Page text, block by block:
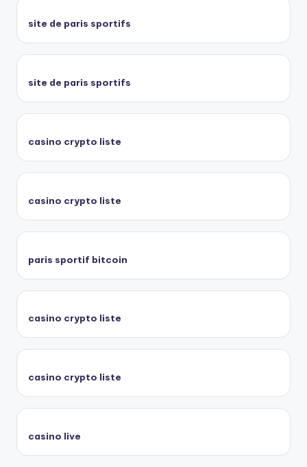
site de paris sportifs
site de paris sportifs
casino crypto liste
casino crypto liste
paris sportif bitcoin
casino crypto liste
casino crypto liste
casino live